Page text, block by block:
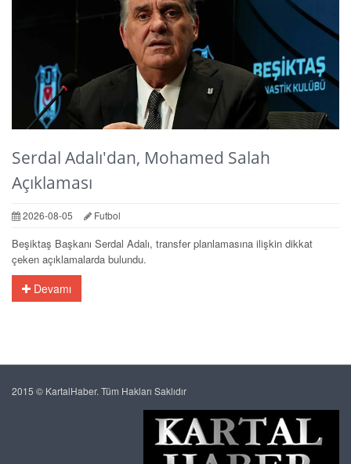
Serdal Adalı'dan, Mohamed Salah
Açıklaması
2026-08-05 Futbol
Beşiktaş Başkanı Serdal Adalı, transfer planlamasına ilişkin dikkat
çeken açıklamalarda bulundu.
Devamı
2015 © KartalHaber. Tüm Hakları Saklıdır